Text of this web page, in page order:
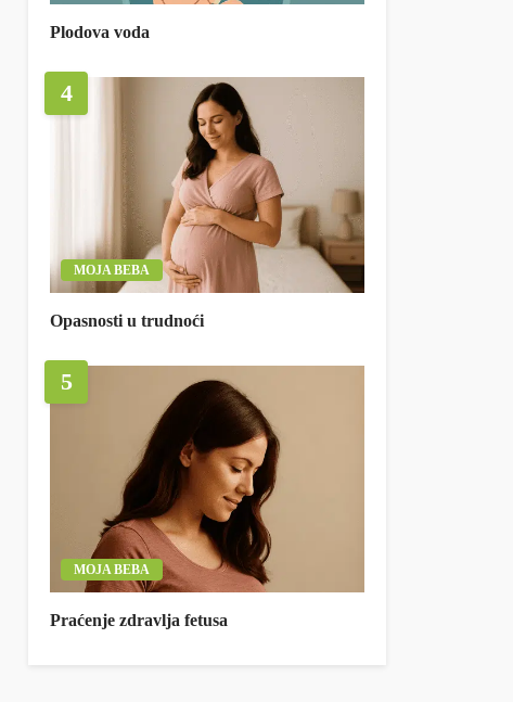
Plodova voda
4
MOJA BEBA
Opasnosti u trudnoći
5
MOJA BEBA
Praćenje zdravlja fetusa